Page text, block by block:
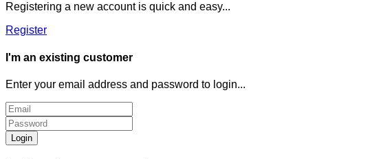
Registering a new account is quick and easy...
Register
I'm an existing customer
Enter your email address and password to login...
Login